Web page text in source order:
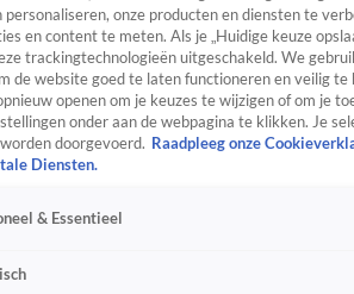
personaliseren, onze producten en diensten te
en content te meten. Als je „Huidige keuze
trackingtechnologieën uitgeschakeld. We
de website goed te laten functioneren en veilig
openen om je keuzes te wijzigen of om je
onder aan de webpagina te klikken. Je
doorgevoerd. Raadpleeg onze
Diensten.
& Essentieel